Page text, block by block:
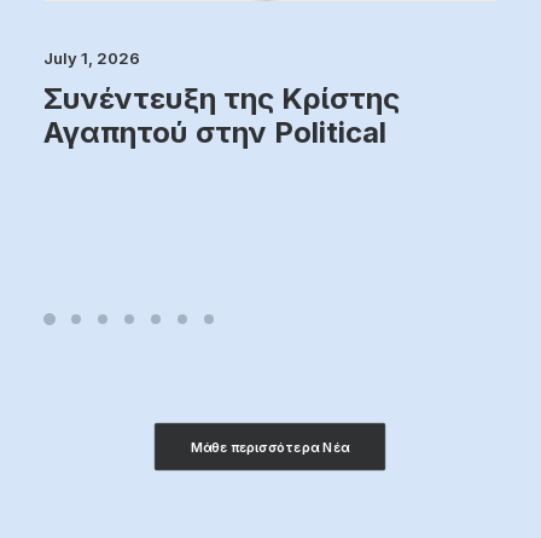
July 1, 2026
Συνέντευξη της Κρίστης
Αγαπητού στην Political
Μάθε περισσότερα Νέα